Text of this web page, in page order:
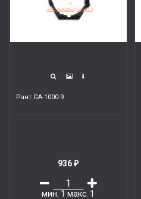
Рант GA-1000-9
936₽
мин. 1макс. 1